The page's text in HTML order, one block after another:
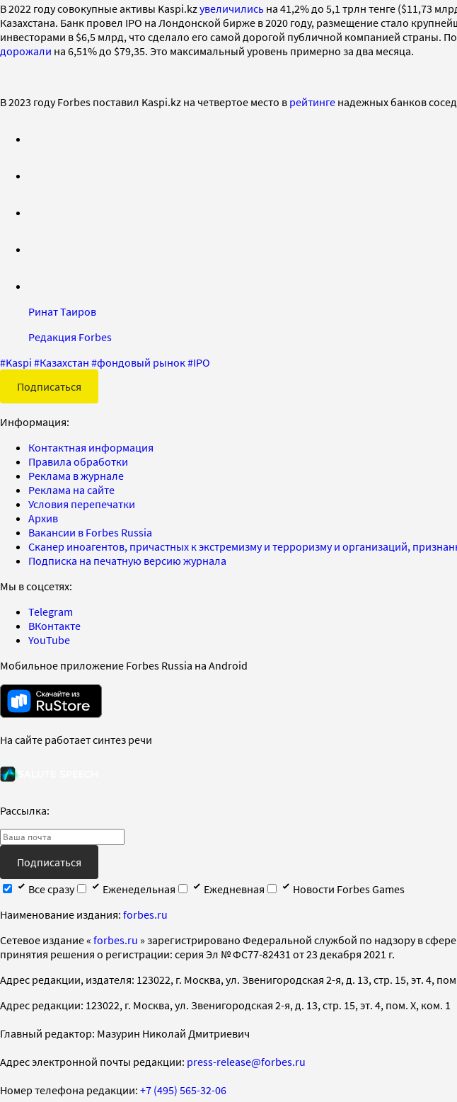
В 2022 году совокупные активы Kaspi.kzувеличились на 41,2% до 5,1 трлн тенге ($11,73
Казахстана. Банк провел IPO на Лондонской бирже в 2020 году, размещение стало
инвесторами в $6,5 млрд, что сделало его самой дорогой публичной компанией страны.
дорожали на 6,51% до $79,35. Это максимальный уровень примерно за два месяца.
В 2023 году Forbes поставил Kaspi.kz на четвертое место в рейтинге надежных банков
Ринат Таиров
Редакция Forbes
#Kaspi #Казахстан #фондовый рынок#IPO
Подписаться
Информация:
Контактная информация
Правила обработки
Реклама в журнале
Реклама на сайте
Условия перепечатки
Архив
Вакансии в Forbes Russia
Сканер иноагентов, причастных к экстремизму и терроризму и организаций,
Подписка на печатную версию журнала
Мы в соцсетях:
Telegram
ВКонтакте
YouTube
Мобильное приложение Forbes Russia на Android
На сайте работает синтез речи
Рассылка:
Подписаться
Все сразу
Еженедельная Ежедневная
Новости Forbes Games
Наименование издания: forbes.ru
Cетевое издание « forbes.ru » зарегистрировано Федеральной службой по надзору в
принятия решения о регистрации: серия Эл № ФС77-82431 от 23 декабря 2021 г.
Адрес редакции, издателя: 123022, г. Москва, ул. Звенигородская 2-я, д. 13, стр. 15, эт. 4,
Адрес редакции: 123022, г. Москва, ул. Звенигородская 2-я, д. 13, стр. 15, эт. 4, пом. X, ком. 1
Главный редактор: Мазурин Николай Дмитриевич
Адрес электронной почты редакции: press-release@forbes.ru
Номер телефона редакции: +7 (495) 565-32-06